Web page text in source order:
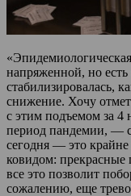
напряженной, но есть
стабилизировалась,
снижение. Хочу
с этим подъемом за 4
период пандемии, —
сегодня — это
ковидом: прекрасные
все это позволит
сожалению, еще